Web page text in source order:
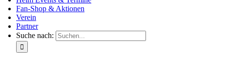
Fan-Shop & Aktionen
Verein
Partner
Suche nach: